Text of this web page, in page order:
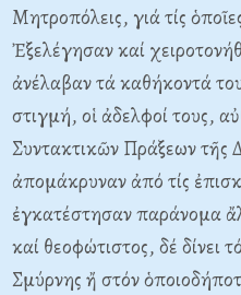
Mητροπόλεις, γιά τίς
Ἐξελέγησαν καί
ἀνέλαβαν τά καθήκοντά
στιγμή, οἱ ἀδελφοί τους,
Συντακτικῶν Πράξεων τῆς
ἀπομάκρυναν ἀπό τίς
ἐγκατέστησαν παράνομα
καί θεοφώτιστος, δέ δίνει
Σμύρνης ἤ στόν